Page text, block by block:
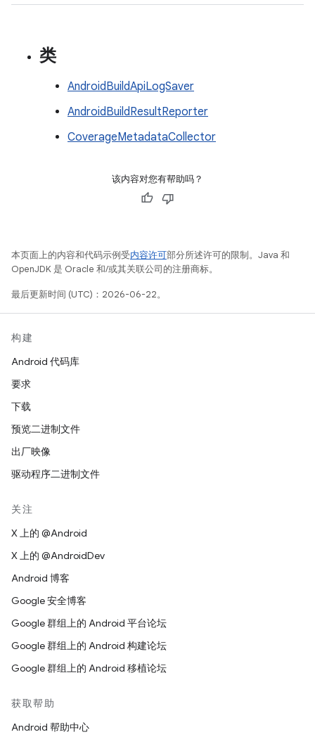
类
AndroidBuildApiLogSaver
AndroidBuildResultReporter
CoverageMetadataCollector
该内容对您有帮助吗？
本页面上的内容和代码示例受内容许可部分所述许可的限制。Java 和
OpenJDK 是 Oracle 和/或其关联公司的注册商标。
最后更新时间 (UTC)：2026-06-22。
构建
Android 代码库
要求
下载
预览二进制文件
出厂映像
驱动程序二进制文件
关注
X 上的 @Android
X 上的 @AndroidDev
Android 博客
Google 安全博客
Google 群组上的 Android 平台论坛
Google 群组上的 Android 构建论坛
Google 群组上的 Android 移植论坛
获取帮助
Android 帮助中心